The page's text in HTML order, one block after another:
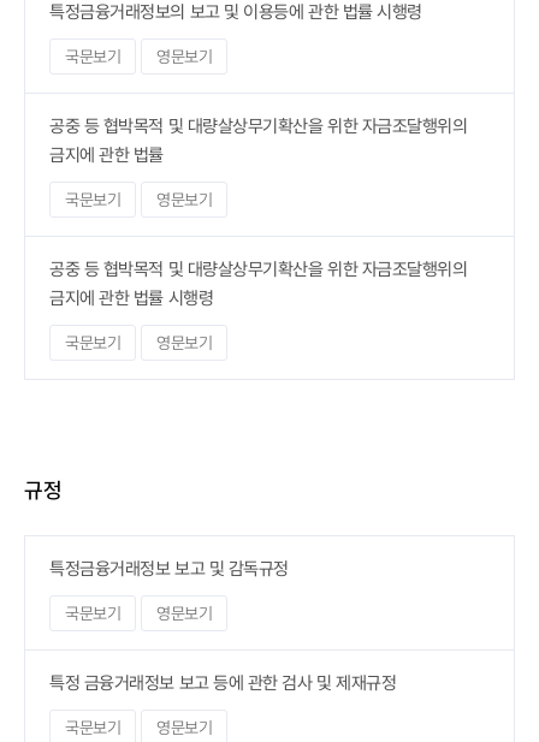
특정금융거래정보의 보고 및 이용등에 관한 법률 시행령
국문보기 영문보기
공중 등 협박목적 및 대량살상무기확산을 위한 자금조달행위의
금지에 관한 법률
국문보기 영문보기
공중 등 협박목적 및 대량살상무기확산을 위한 자금조달행위의
금지에 관한 법률 시행령
국문보기 영문보기
규정
특정금융거래정보 보고 및 감독규정
국문보기 영문보기
특정 금융거래정보 보고 등에 관한 검사 및 제재규정
국문보기 영문보기